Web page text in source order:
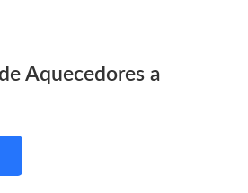
Aquecedores a